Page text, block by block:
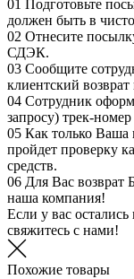
01 Подготовьте
должен быть в
02 Отнесите
СДЭК.
03 Сообщите
клиентский
04 Сотрудник
запросу) трек-
05 Как только Ваша
пройдет проверку
средств.
06 Для Вас
наша компания!
Если у вас
свяжитесь с нами!
Похожие товары